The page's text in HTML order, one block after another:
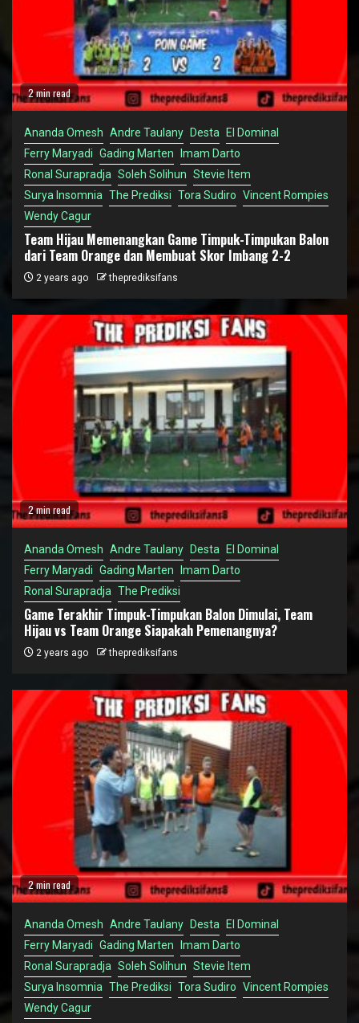
2 min read
Ananda Omesh Andre Taulany Desta
El Dominal
Ferry Maryadi Gading Marten
Imam Darto
Ronal Surapradja Soleh Solihun Stevie Item
Surya Insomnia The Prediksi Tora Sudiro Vincent Rompies
Wendy Cagur
Team Hijau Memenangkan Game Timpuk-Timpukan Balon
dari Team Orange dan Membuat Skor Imbang 2-2
2 years ago theprediksifans
2 min read
Ananda Omesh Andre Taulany Desta
El Dominal
Ferry Maryadi Gading Marten
Imam Darto
Ronal Surapradja The Prediksi
Game Terakhir Timpuk-Timpukan Balon Dimulai, Team
Hijau vs Team Orange Siapakah Pemenangnya?
2 years ago theprediksifans
2 min read
Ananda Omesh Andre Taulany Desta
El Dominal
Ferry Maryadi Gading Marten
Imam Darto
Ronal Surapradja Soleh Solihun Stevie Item
Surya Insomnia The Prediksi Tora Sudiro Vincent Rompies
Wendy Cagur